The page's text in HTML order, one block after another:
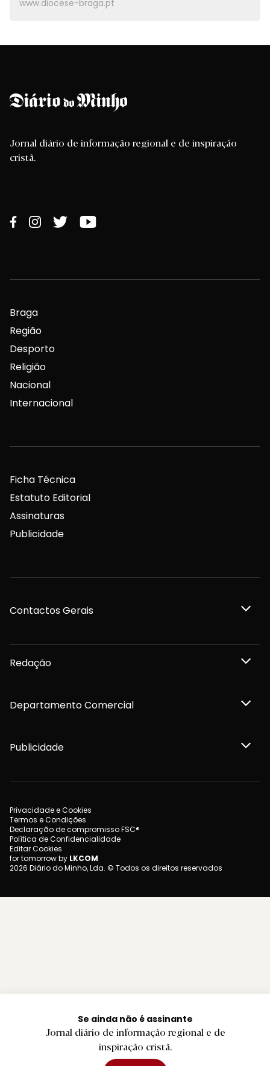
www.diocese-braga.pt
Se ainda não é assinante
Jornal diário de informação regional e de
inspiração cristã.
Jornal diário de informação regional e de inspiração
cristã.
Braga
Região
Desporto
Religião
Nacional
Internacional
Ficha Técnica
Estatuto Editorial
Assinaturas
Publicidade
Contactos Gerais
Redação
Departamento Comercial
Publicidade
Privacidade e Cookies
Termos e Condições
Declaração de compromisso FSC®
Política de Confidencialidade
Editar Cookies
for tomorrow by LKCOM
2026 Diário do Minho, Lda. © Todos os direitos reservados